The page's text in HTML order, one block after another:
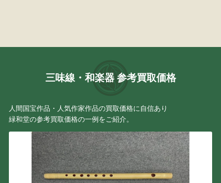
三味線・和楽器 参考買取価格
人間国宝作品・人気作家作品の買取価格に自信あり
緑和堂の参考買取価格の一例をご紹介。